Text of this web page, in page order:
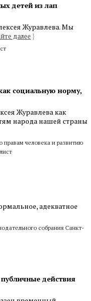
детей из лап
Журавлева. Мы
далее }
социальную норму,
Журавлева как
народа нашей страны
правам человека и развитию
адекватное
собрания Санкт-
действия